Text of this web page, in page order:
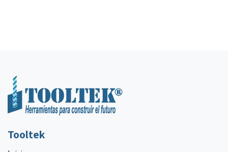
Tooltek